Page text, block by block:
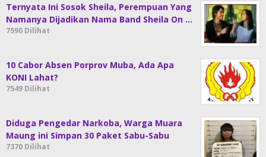
Ternyata Ini Sosok Sheila, Perempuan Yang
Namanya Dijadikan Nama Band Sheila On …
7590 Dilihat
10 Cabor Absen Porprov Muba, Ada Apa
KONI Lahat?
7549 Dilihat
Diduga Pengedar Narkoba, Warga Muara
Maung ini Simpan 30 Paket Sabu-Sabu
7370 Dilihat